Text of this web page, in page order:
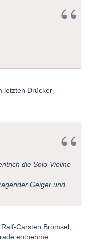
letzten Drücker
die Solo-Violine
Geiger und
Carsten Brömsel,
entnehme.